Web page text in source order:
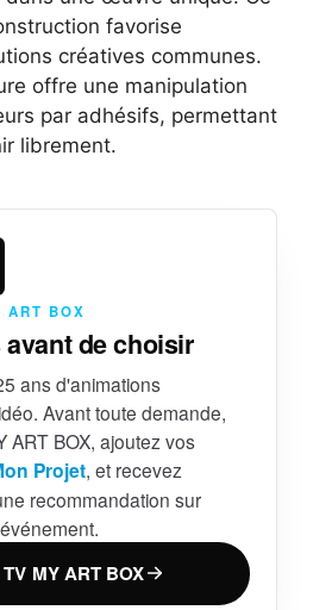
favorise
créatives communes.
offre une manipulation
par adhésifs, permettant
librement.
ART BOX
de choisir
ans d'animations
Avant toute demande,
ART BOX, ajoutez vos
Projet, et recevez
recommandation sur
MY ART BOX